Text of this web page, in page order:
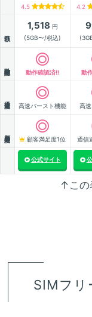
4.5 4.2
1,518 円
(5GB〜/税込)
動作確認済!! 動
高速バースト機能 高
顧客満足度1位 通信
公式サイト
↑この
SIMフリ